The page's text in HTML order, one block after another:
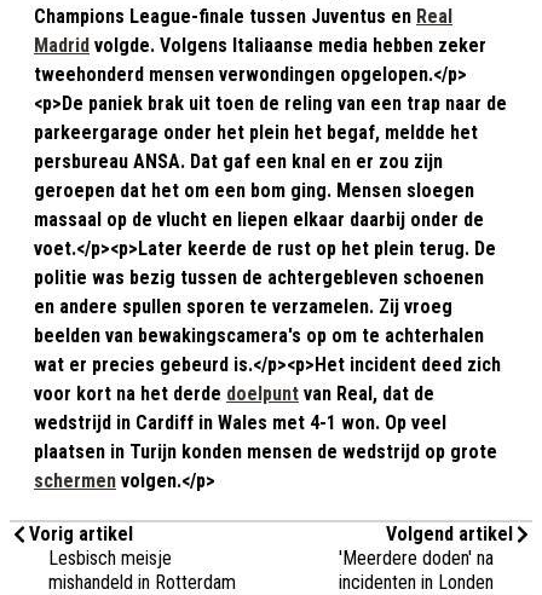
Champions League-finale tussen Juventus en Real
Madrid volgde. Volgens Italiaanse media hebben zeker
tweehonderd mensen verwondingen opgelopen.</p>
<p>De paniek brak uit toen de reling van een trap naar de
parkeergarage onder het plein het begaf, meldde het
persbureau ANSA. Dat gaf een knal en er zou zijn
geroepen dat het om een bom ging. Mensen sloegen
massaal op de vlucht en liepen elkaar daarbij onder de
voet.</p><p>Later keerde de rust op het plein terug. De
politie was bezig tussen de achtergebleven schoenen
en andere spullen sporen te verzamelen. Zij vroeg
beelden van bewakingscamera's op om te achterhalen
wat er precies gebeurd is.</p><p>Het incident deed zich
voor kort na het derde doelpunt van Real, dat de
wedstrijd in Cardiff in Wales met 4-1 won. Op veel
plaatsen in Turijn konden mensen de wedstrijd op grote
schermen volgen.</p>
Vorig artikel
Lesbisch meisje
mishandeld in Rotterdam
Volgend artikel
'Meerdere doden' na
incidenten in Londen